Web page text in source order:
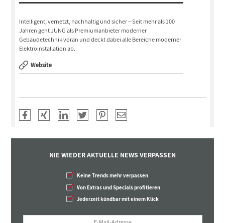
Intelligent, vernetzt, nachhaltig und sicher – Seit mehr als 100
Jahren geht JUNG als Premiumanbieter moderner
Gebäudetechnik voran und deckt dabei alle Bereiche moderner
Elektroinstallation ab.
Website
NIE WIEDER AKTUELLE NEWS VERPASSEN
Keine Trends mehr verpassen
Von Extras und Specials profitieren
Jederzeit kündbar mit einem Klick